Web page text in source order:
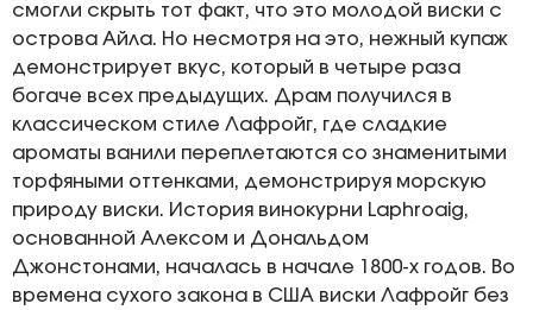
смогли скрыть тот факт, что это молодой виски с
острова Айла. Но несмотря на это, нежный купаж
демонстрирует вкус, который в четыре раза
богаче всех предыдущих. Драм получился в
классическом стиле Лафройг, где сладкие
ароматы ванили переплетаются со знаменитыми
торфяными оттенками, демонстрируя морскую
природу виски. История винокурни Laphroaig,
основанной Алексом и Дональдом
Джонстонами, началась в начале 1800-х годов. Во
времена сухого закона в США виски Лафройг без